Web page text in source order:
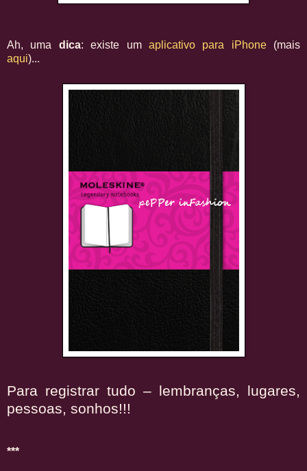
Ah, uma dica: existe um aplicativo para iPhone(mais
aqui)...
Para registrar tudo – lembranças, lugares,
pessoas, sonhos!!!
***